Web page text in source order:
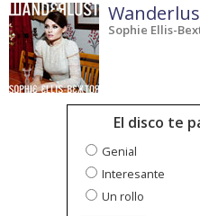
Sophie Ellis-
El disco te
Genial
Interesante
Un rollo